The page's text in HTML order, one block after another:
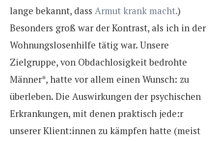
lange bekannt, dass Armut krank macht.)
Besonders groß war der Kontrast, als ich in der
Wohnungslosenhilfe tätig war. Unsere
Zielgruppe, von Obdachlosigkeit bedrohte
Männer*, hatte vor allem einen Wunsch: zu
überleben. Die Auswirkungen der psychischen
Erkrankungen, mit denen praktisch jede:r
unserer Klient:innen zu kämpfen hatte (meist